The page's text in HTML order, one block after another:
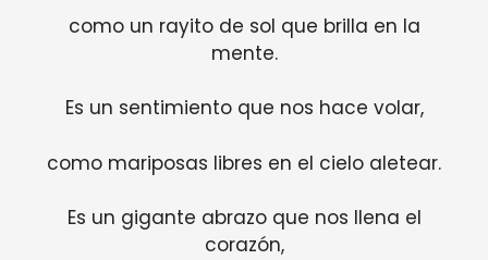
como un rayito de sol que brilla en la
mente.
Es un sentimiento que nos hace volar,
como mariposas libres en el cielo aletear.
Es un gigante abrazo que nos llena el
corazón,